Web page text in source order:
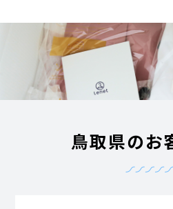
鳥取県のお